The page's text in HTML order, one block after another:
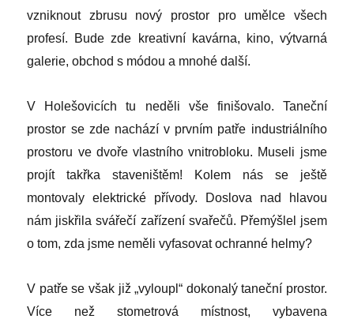
vzniknout zbrusu nový prostor pro umělce všech
profesí. Bude zde kreativní kavárna, kino, výtvarná
galerie, obchod s módou a mnohé další.
V Holešovicích tu neděli vše finišovalo. Taneční
prostor se zde nachází v prvním patře industriálního
prostoru ve dvoře vlastního vnitrobloku. Museli jsme
projít takřka staveništěm! Kolem nás se ještě
montovaly elektrické přívody. Doslova nad hlavou
nám jiskřila svářečí zařízení svařečů. Přemýšlel jsem
o tom, zda jsme neměli vyfasovat ochranné helmy?
V patře se však již „vyloupl“ dokonalý taneční prostor.
Více než stometrová místnost, vybavena